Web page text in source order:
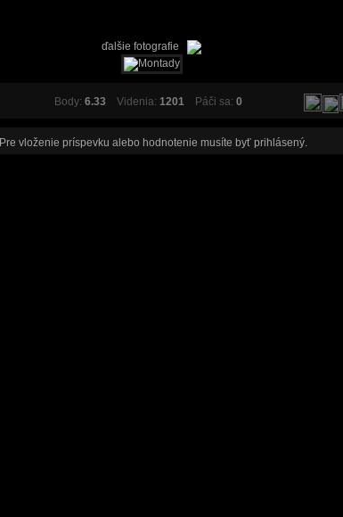
ďalšie fotografie
Body: 6.33 Videnia: 1201 Páči sa: 0
Pre vloženie príspevku alebo hodnotenie musíte byť prihlásený.